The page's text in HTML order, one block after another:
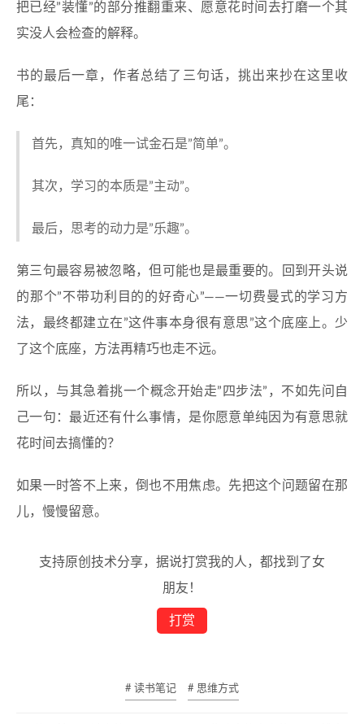
把已经”装懂”的部分推翻重来、愿意花时间去打磨一个其
实没人会检查的解释。
书的最后一章，作者总结了三句话，挑出来抄在这里收
尾：
首先，真知的唯一试金石是”简单”。
其次，学习的本质是”主动”。
最后，思考的动力是”乐趣”。
第三句最容易被忽略，但可能也是最重要的。回到开头说
的那个”不带功利目的的好奇心”——一切费曼式的学习方
法，最终都建立在”这件事本身很有意思”这个底座上。少
了这个底座，方法再精巧也走不远。
所以，与其急着挑一个概念开始走”四步法”，不如先问自
己一句：最近还有什么事情，是你愿意单纯因为有意思就
花时间去搞懂的？
如果一时答不上来，倒也不用焦虑。先把这个问题留在那
儿，慢慢留意。
支持原创技术分享，据说打赏我的人，都找到了女
朋友！
打赏
# 读书笔记 # 思维方式